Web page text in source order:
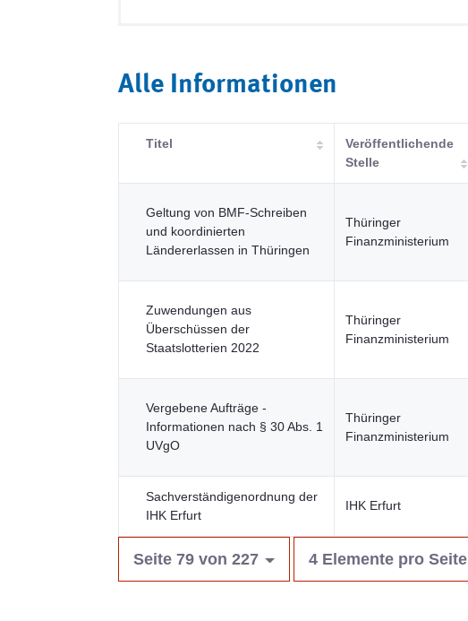
Alle Informationen
Titel
Veröffentlichende
Stelle
Geltung von BMF-Schreiben
und koordinierten
Ländererlassen in Thüringen
Thüringer
Finanzministerium
Zuwendungen aus
Überschüssen der
Staatslotterien 2022
Thüringer
Finanzministerium
Vergebene Aufträge -
Informationen nach § 30 Abs. 1
UVgO
Thüringer
Finanzministerium
Sachverständigenordnung der
IHK Erfurt
IHK Erfurt
Seite 79 von 227 4 Elemente pro Seite